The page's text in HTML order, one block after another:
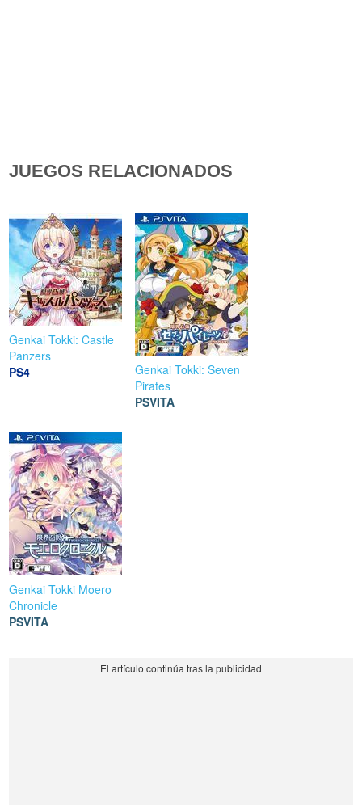
JUEGOS RELACIONADOS
Genkai Tokki: Castle
Panzers
PS4
Genkai Tokki: Seven
Pirates
PSVITA
Genkai Tokki Moero
Chronicle
PSVITA